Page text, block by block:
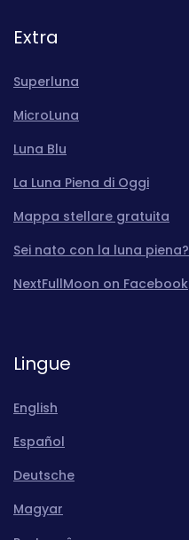
Extra
Superluna
MicroLuna
Luna Blu
La Luna Piena di Oggi
Mappa stellare gratuita
Sei nato con la luna piena?
NextFullMoon on Facebook
Lingue
English
Español
Deutsche
Magyar